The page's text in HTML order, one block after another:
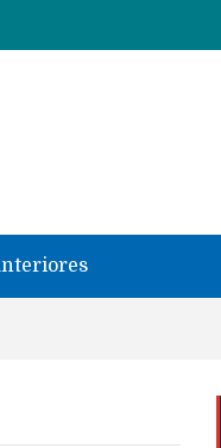
Nuevas filtraciones del Mate 90 Pro Max apuntan a potenciar las cámaras y pantalla OLED doble capa